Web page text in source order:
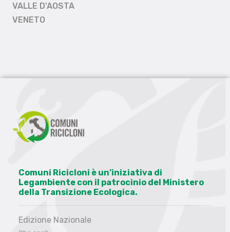
VALLE D'AOSTA
VENETO
Comuni Ricicloni è un’iniziativa di
Legambiente con il patrocinio del Ministero
della Transizione Ecologica.
Edizione Nazionale